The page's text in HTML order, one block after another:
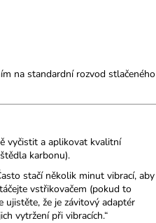
na standardní rozvod stlačeného
vyčistit a aplikovat kvalitní
karbonu).
stačí několik minut vibrací, aby
vstřikovačem (pokud to
ujistěte, že je závitový adaptér
vytržení při vibracích.“